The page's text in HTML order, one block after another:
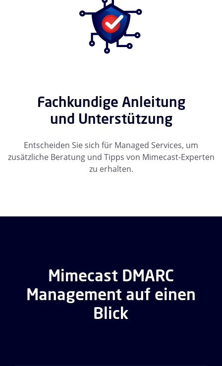
Fachkundige Anleitung
und Unterstützung
Entscheiden Sie sich für Managed Services, um
zusätzliche Beratung und Tipps von Mimecast-Experten
zu erhalten.
Mimecast DMARC
Management auf einen
Blick